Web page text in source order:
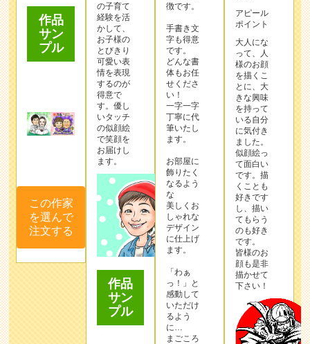
作品
サン
プル
この作家
を選んで
注文する
の子育て
経験を活
かして、
お子様の
とびきり
可愛い表
情を表現
するのが
得意で
す。優し
いタッチ
の似顔絵
で笑顔を
お届けし
ます。
作品
サン
プル
徴です。
手書き文
字も得意
です。
どんな書
体もお任
せくださ
い！
一字一字
丁寧に代
筆いたし
ます。
お部屋に
飾りたく
なるよう
な
美しくお
しゃれな
デザイン
に仕上げ
ます。
「わぁ
っ！」と
感動して
いただけ
るよう
に…
まごころ
アピール
ポイント
大人にな
って、人
様のお顔
を描くこ
とに、大
きな興味
を持って
いる自分
に気付き
ました。
似顔絵っ
て面白い
です。描
くことも
好きです
し、描い
てもらう
のも好き
です。
皆様のお
顔も是非
描かせて
下さい！